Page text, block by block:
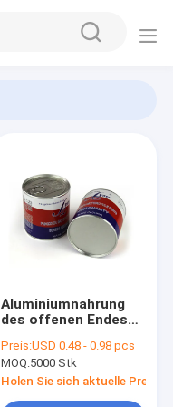
Aluminiumnahrung
des offenen Endes
innere
Aluminiumfolie für
Nahrung
Preis:USD 0.48 - 0.98 pcs
MOQ:5000 Stk
Holen Sie sich aktuelle Preis